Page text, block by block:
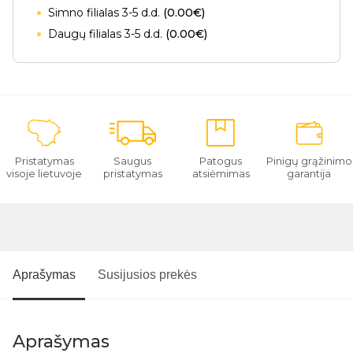
Simno filialas 3-5 d.d. (0.00€)
Daugų filialas 3-5 d.d. (0.00€)
Pristatymas
visoje lietuvoje
Saugus
pristatymas
Patogus
atsiėmimas
Pinigų grąžinimo
garantija
Aprašymas Susijusios prekės
Aprašymas